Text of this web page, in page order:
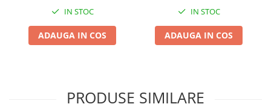
IN STOC
ADAUGA IN COS
IN STOC
ADAUGA IN COS
PRODUSE SIMILARE